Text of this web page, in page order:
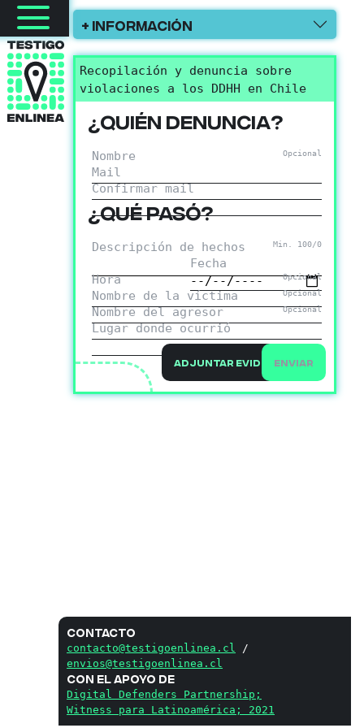
+ Información
Recopilación y denuncia sobre
violaciones a los DDHH en Chile
¿Quién denuncia?
Nombre Opcional
Mail
Confirmar mail
¿Qué pasó?
Descripción de hechos Min. 100/0
Fecha
Hora
Opcional
Nombre de la víctima Opcional
Nombre del agresor Opcional
Lugar donde ocurrió
Adjuntar evidenciaEnviar
Contacto
contacto@testigoenlinea.cl
/
envios@testigoenlinea.cl
Con el apoyo de
Digital Defenders Partnership;
Witness para Latinoamérica; 2021